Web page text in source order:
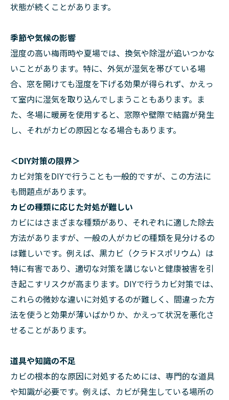
状態が続くことがあります。
季節や気候の影響
湿度の高い梅雨時や夏場では、換気や除湿が追いつかな
いことがあります。特に、外気が湿気を帯びている場
合、窓を開けても湿度を下げる効果が得られず、かえっ
て室内に湿気を取り込んでしまうこともあります。ま
た、冬場に暖房を使用すると、窓際や壁際で結露が発生
し、それがカビの原因となる場合もあります。
＜DIY対策の限界＞
カビ対策をDIYで行うことも一般的ですが、この方法に
も問題点があります。
カビの種類に応じた対処が難しい
カビにはさまざまな種類があり、それぞれに適した除去
方法がありますが、一般の人がカビの種類を見分けるの
は難しいです。例えば、黒カビ（クラドスポリウム）は
特に有害であり、適切な対策を講じないと健康被害を引
き起こすリスクが高まります。DIYで行うカビ対策では、
これらの微妙な違いに対処するのが難しく、間違った方
法を使うと効果が薄いばかりか、かえって状況を悪化さ
せることがあります。
道具や知識の不足
カビの根本的な原因に対処するためには、専門的な道具
や知識が必要です。例えば、カビが発生している場所の